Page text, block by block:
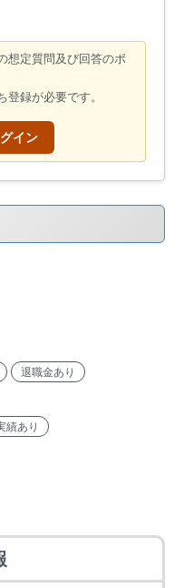
想定質問及び回答のポ
登録が必要です。
イン
退職金あり
績あり